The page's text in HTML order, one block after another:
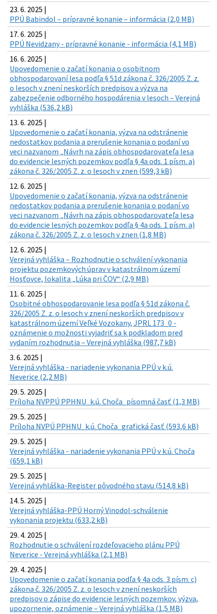
23. 6. 2025 |
PPÚ Babindol – prípravné konanie – informácia (2,0 MB)
17. 6. 2025 |
PPÚ Nevidzany - prípravné konanie - informácia (4,1 MB)
16. 6. 2025 |
Upovedomenie o začatí konania o osobitnom
obhospodarovaní lesa podľa § 51d zákona č. 326/2005 Z. z.
o lesoch v znení neskorších predpisov a výzva na
zabezpečenie odborného hospodárenia v lesoch – Verejná
vyhláška (536,2 kB)
13. 6. 2025 |
Upovedomenie o začatí konania, výzva na odstránenie
nedostatkov podania a prerušenie konania o podaní vo
veci nazvanom „Návrh na zápis obhospodarovateľa lesa
do evidencie lesných pozemkov podľa § 4a ods. 1 písm. a)
zákona č. 326/2005 Z. z. o lesoch v znen (599,3 kB)
12. 6. 2025 |
Upovedomenie o začatí konania, výzva na odstránenie
nedostatkov podania a prerušenie konania o podaní vo
veci nazvanom „Návrh na zápis obhospodarovateľa lesa
do evidencie lesných pozemkov podľa § 4a ods. 1 písm. a)
zákona č. 326/2005 Z. z. o lesoch v znen (1,8 MB)
12. 6. 2025 |
Verejná vyhláška – Rozhodnutie o schválení vykonania
projektu pozemkových úprav v katastrálnom území
Hosťovce, lokalita „Lúka pri ČOV“ (2,9 MB)
11. 6. 2025 |
Osobitné obhospodarovanie lesa podľa § 51d zákona č.
326/2005 Z. z. o lesoch v znení neskorších predpisov v
katastrálnom území Veľké Vozokany, JPRL 173_0 -
oznámenie o možnosti vyjadriť sa k podkladom pred
vydaním rozhodnutia – Verejná vyhláška (987,7 kB)
3. 6. 2025 |
Verejná vyhláška - nariadenie vykonania PPÚ v k.ú.
Neverice (2,2 MB)
29. 5. 2025 |
Príloha NVPPÚ PPHNU_k.ú. Choča_písomná časť (1,3 MB)
29. 5. 2025 |
Príloha NVPÚ PPHNU_k.ú. Choča_grafická časť (593,6 kB)
29. 5. 2025 |
Verejná vyhláška - nariadenie vykonania PPÚ v k.ú. Choča
(659,1 kB)
29. 5. 2025 |
Verejná vyhláška-Register pôvodného stavu (514,8 kB)
14. 5. 2025 |
Verejná vyhláška-PPÚ Horný Vinodol-schválenie
vykonania projektu (633,2 kB)
29. 4. 2025 |
Rozhodnutie o schválení rozdeľovacieho plánu PPÚ
Neverice - Verejná vyhláška (2,1 MB)
29. 4. 2025 |
Upovedomenie o začatí konania podľa § 4a ods. 3 písm. c)
zákona č. 326/2005 Z. z. o lesoch v znení neskorších
predpisov o zápise do evidencie lesných pozemkov, výzva,
upozornenie, oznámenie – Verejná vyhláška (1,5 MB)